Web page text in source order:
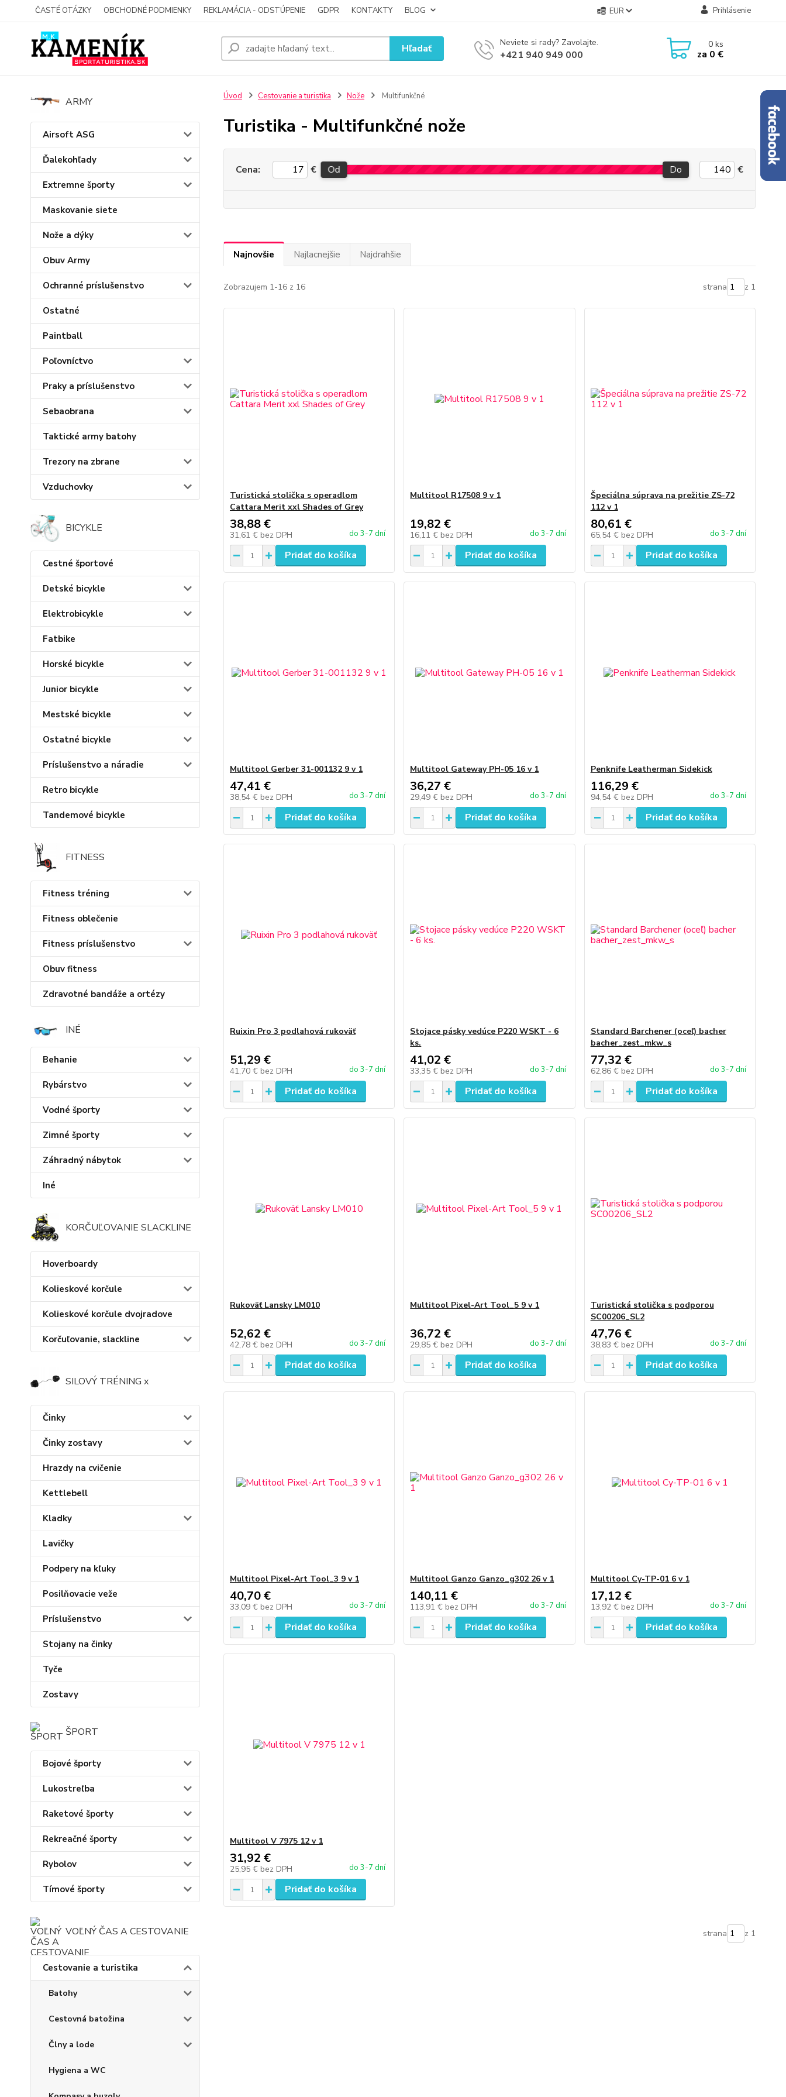
ČASTÉ OTÁZKY OBCHODNÉ PODMIENKY REKLAMÁCIA - ODSTÚPENIE GDPR KONTAKTY BLOG EUR Prihlásenie
Hľadať Neviete si rady? Zavolajte.
+421 940 949 000
0ks
za 0 €
ARMY
Airsoft ASG
Ďalekohľady
Extremne športy
Maskovanie siete
Nože a dýky
Obuv Army
Ochranné príslušenstvo
Ostatné
Paintball
Poľovníctvo
Praky a príslušenstvo
Sebaobrana
Taktické army batohy
Trezory na zbrane
Vzduchovky
BICYKLE
Cestné športové
Detské bicykle
Elektrobicykle
Fatbike
Horské bicykle
Junior bicykle
Mestské bicykle
Ostatné bicykle
Príslušenstvo a náradie
Retro bicykle
Tandemové bicykle
FITNESS
Fitness tréning
Fitness oblečenie
Fitness príslušenstvo
Obuv fitness
Zdravotné bandáže a ortézy
INÉ
Behanie
Rybárstvo
Vodné športy
Zimné športy
Záhradný nábytok
Iné
KORČUĽOVANIE SLACKLINE
Hoverboardy
Kolieskové korčule
Kolieskové korčule dvojradove
Korčuľovanie, slackline
SILOVÝ TRÉNING x
Činky
Činky zostavy
Hrazdy na cvičenie
Kettlebell
Kladky
Lavičky
Podpery na kľuky
Posilňovacie veže
Príslušenstvo
Stojany na činky
Tyče
Zostavy
ŠPORT
Bojové športy
Lukostreľba
Raketové športy
Rekreačné športy
Rybolov
Tímové športy
VOĽNÝ ČAS A CESTOVANIE
Cestovanie a turistika
Batohy
Cestovná batožina
Člny a lode
Hygiena a WC
Úvod Cestovanie a turistika Nože Multifunkčné
Turistika - Multifunkčné nože
Cena: € Od Do €
Najnovšie Najlacnejšie Najdrahšie
Zobrazujem 1-16 z 16 strana z 1
Turistická stolička s operadlom
Cattara Merit xxl Shades of Grey
38,88 €
31,61 € bez DPH do 3-7 dní
Pridať do košíka
Multitool R17508 9 v 1
19,82 €
16,11 € bez DPH do 3-7 dní
Pridať do košíka
Špeciálna súprava na prežitie ZS-72
112 v 1
80,61 €
65,54 € bez DPH do 3-7 dní
Pridať do košíka
Multitool Gerber 31-001132 9 v 1
47,41 €
38,54 € bez DPH do 3-7 dní
Pridať do košíka
Multitool Gateway PH-05 16 v 1
36,27 €
29,49 € bez DPH do 3-7 dní
Pridať do košíka
Penknife Leatherman Sidekick
116,29 €
94,54 € bez DPH do 3-7 dní
Pridať do košíka
Ruixin Pro 3 podlahová rukoväť
51,29 €
41,70 € bez DPH do 3-7 dní
Pridať do košíka
Stojace pásky vedúce P220 WSKT - 6
ks.
41,02 €
33,35 € bez DPH do 3-7 dní
Pridať do košíka
Standard Barchener (oceľ) bacher
bacher_zest_mkw_s
77,32 €
62,86 € bez DPH do 3-7 dní
Pridať do košíka
Rukoväť Lansky LM010
52,62 €
42,78 € bez DPH do 3-7 dní
Pridať do košíka
Multitool Pixel-Art Tool_5 9 v 1
36,72 €
29,85 € bez DPH do 3-7 dní
Pridať do košíka
Turistická stolička s podporou
SC00206_SL2
47,76 €
38,83 € bez DPH do 3-7 dní
Pridať do košíka
Multitool Pixel-Art Tool_3 9 v 1
40,70 €
33,09 € bez DPH do 3-7 dní
Pridať do košíka
Multitool Ganzo Ganzo_g302 26 v 1
140,11 €
113,91 € bez DPH do 3-7 dní
Pridať do košíka
Multitool Cy-TP-01 6 v 1
17,12 €
13,92 € bez DPH do 3-7 dní
Pridať do košíka
Multitool V 7975 12 v 1
31,92 €
25,95 € bez DPH do 3-7 dní
Pridať do košíka
strana z 1